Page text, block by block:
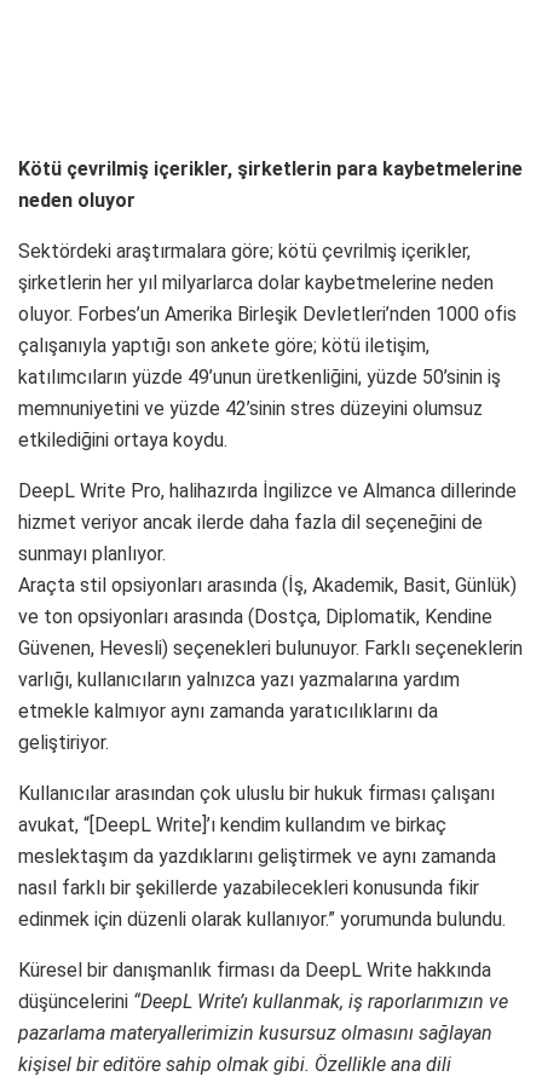
Kötü çevrilmiş içerikler, şirketlerin para kaybetmelerine
neden oluyor
Sektördeki araştırmalara göre; kötü çevrilmiş içerikler,
şirketlerin her yıl milyarlarca dolar kaybetmelerine neden
oluyor. Forbes’un Amerika Birleşik Devletleri’nden 1000 ofis
çalışanıyla yaptığı son ankete göre; kötü iletişim,
katılımcıların yüzde 49’unun üretkenliğini, yüzde 50’sinin iş
memnuniyetini ve yüzde 42’sinin stres düzeyini olumsuz
etkilediğini ortaya koydu.
DeepL Write Pro, halihazırda İngilizce ve Almanca dillerinde
hizmet veriyor ancak ilerde daha fazla dil seçeneğini de
sunmayı planlıyor.
Araçta stil opsiyonları arasında (İş, Akademik, Basit, Günlük)
ve ton opsiyonları arasında (Dostça, Diplomatik, Kendine
Güvenen, Hevesli) seçenekleri bulunuyor. Farklı seçeneklerin
varlığı, kullanıcıların yalnızca yazı yazmalarına yardım
etmekle kalmıyor aynı zamanda yaratıcılıklarını da
geliştiriyor.
Kullanıcılar arasından çok uluslu bir hukuk firması çalışanı
avukat, “[DeepL Write]’ı kendim kullandım ve birkaç
meslektaşım da yazdıklarını geliştirmek ve aynı zamanda
nasıl farklı bir şekillerde yazabilecekleri konusunda fikir
edinmek için düzenli olarak kullanıyor.” yorumunda bulundu.
Küresel bir danışmanlık firması da DeepL Write hakkında
düşüncelerini “DeepL Write’ı kullanmak, iş raporlarımızın ve
pazarlama materyallerimizin kusursuz olmasını sağlayan
kişisel bir editöre sahip olmak gibi. Özellikle ana dili